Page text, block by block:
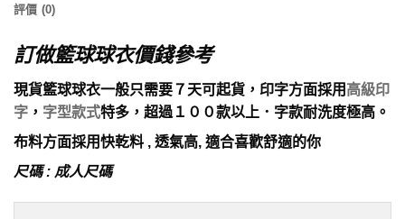
評價 (0)
訂做籃球球衣價錢參考
現貨籃球球衣一般只需要７天可起貨，印字方面採用 高級印
字 ， 字型款式特多，超過１００款以上．字款耐洗度極高。
布料方面採用快乾料 , 透氣高, 適合喜歡舒適的你
尺碼 : 成人尺碼